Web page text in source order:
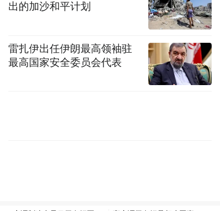
谈到南屯码头，不得不提竹岔岛。
屯码头工程是竹岔岛的岸上接驳枢纽与“海上
门户”。
出的加沙和平计划
雷扎伊出任伊朗最高领袖驻
最高国家安全委员会代表